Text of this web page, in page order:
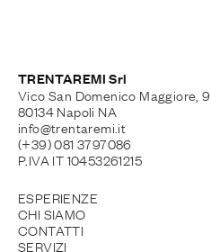
TRENTAREMI Srl
Vico San Domenico Maggiore, 9
80134 Napoli NA
info@trentaremi.it
(+39) 081 3797086
P.IVA IT 10453261215
ESPERIENZE
CHI SIAMO
CONTATTI
SERVIZI